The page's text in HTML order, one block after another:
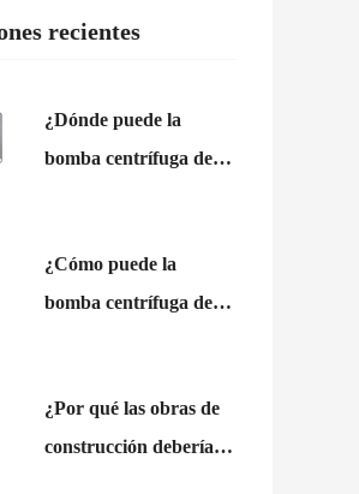
recientes
¿Dónde puede la
bomba centrífuga de
de agua comercial?
¿Cómo puede la
bomba centrífuga de
entrada variable?
¿Por qué las obras de
construcción deberían